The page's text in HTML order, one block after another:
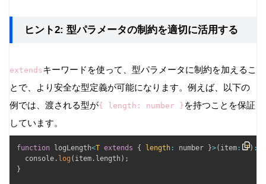
ヒント2: 型パラメータの制約を適切に活用する
extendsキーワードを使って、型パラメータに制約を加えるこ
とで、より安全な型定義が可能になります。例えば、以下の
例では、渡される型が{ length: number } を持つことを保証
しています。
function logLength<T extends { length : number }>( item : T) :
  console
. log ( item . length) ;
}